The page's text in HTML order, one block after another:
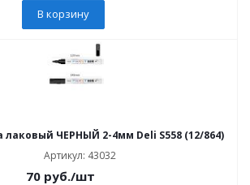
В корзину
лаковый ЧЕРНЫЙ 2-4мм Deli S558 (12/864)
Артикул: 43032
70руб./шт